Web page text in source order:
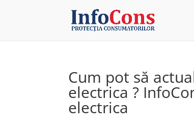
Cum pot să
electrica ?
electrica